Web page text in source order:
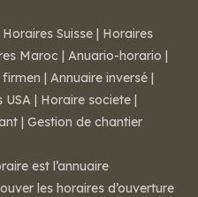
Horaires Suisse | Horaires
Maroc | Anuario-horario |
| Annuaire inversé |
USA | Horaire societe |
| Gestion de chantier
est l’annuaire
les horaires d’ouverture